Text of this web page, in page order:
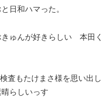
日和ハマった。
ゅんが好きらしい 本田く
査もたけまさ様を思い出し
らしいっす